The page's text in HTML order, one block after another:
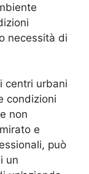
necessità di
centri urbani
condizioni
non
e
può
un